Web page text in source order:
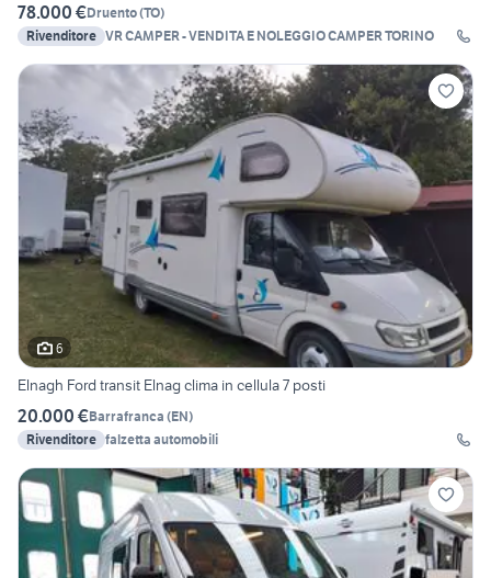
78.000 €Druento(TO)
Rivenditore VR CAMPER - VENDITA E NOLEGGIO CAMPER TORINO
6
Elnagh Ford transit Elnag clima in cellula 7 posti
20.000 €Barrafranca (EN)
Rivenditore falzetta automobili